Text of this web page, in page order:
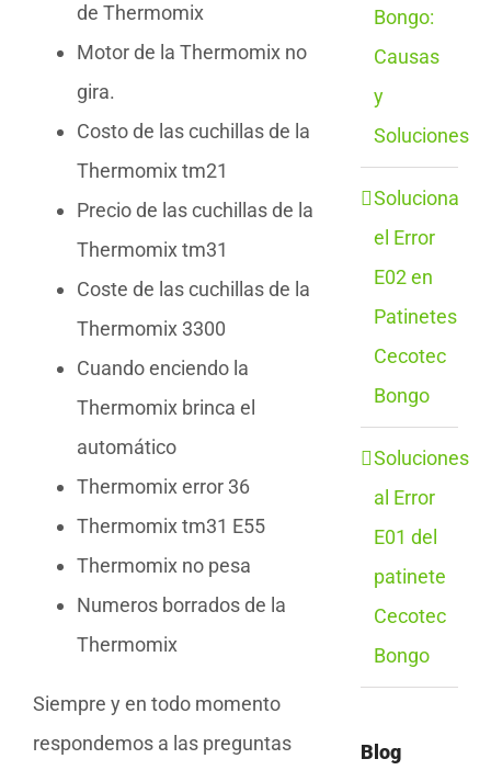
de Thermomix
Motor de la Thermomix no
gira.
Costo de las cuchillas de la
Thermomix tm21
Precio de las cuchillas de la
Thermomix tm31
Coste de las cuchillas de la
Thermomix 3300
Cuando enciendo la
Thermomix brinca el
automático
Thermomix error 36
Thermomix tm31 E55
Thermomix no pesa
Numeros borrados de la
Thermomix
Siempre y en todo momento
respondemos a las preguntas
Bongo:
Causas
y
Soluciones
Soluciona
el Error
E02 en
Patinetes
Cecotec
Bongo
Soluciones
al Error
E01 del
patinete
Cecotec
Bongo
Blog